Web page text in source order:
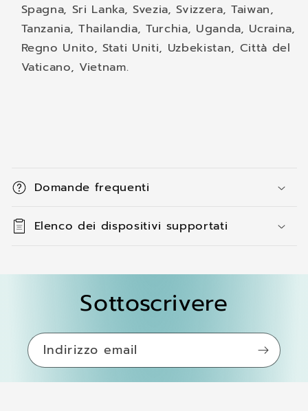
Spagna, Sri Lanka, Svezia, Svizzera, Taiwan,
Tanzania, Thailandia, Turchia, Uganda, Ucraina,
Regno Unito, Stati Uniti, Uzbekistan, Città del
Vaticano, Vietnam.
o
n
t
e
u
p
Domande frequenti
Elenco dei dispositivi supportati
Sottoscrivere
Indirizzo email